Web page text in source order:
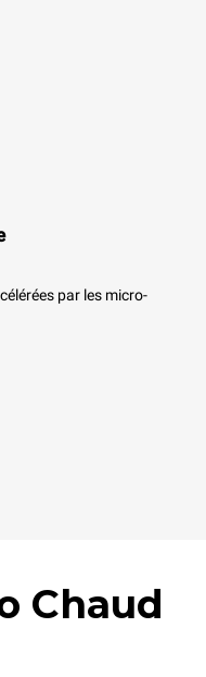
par les micro-
Chaud